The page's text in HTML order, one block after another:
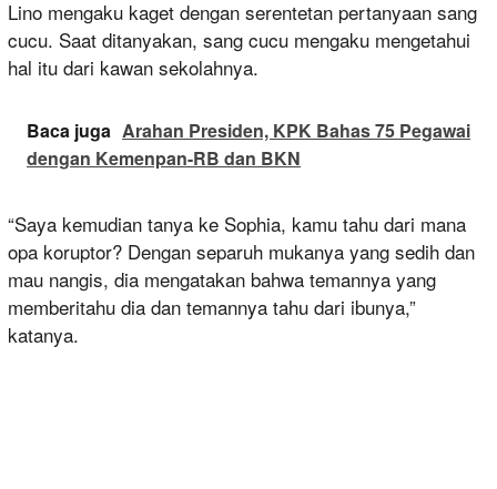
Lino mengaku kaget dengan serentetan pertanyaan sang
cucu. Saat ditanyakan, sang cucu mengaku mengetahui
hal itu dari kawan sekolahnya.
Baca juga Arahan Presiden, KPK Bahas 75 Pegawai
dengan Kemenpan-RB dan BKN
“Saya kemudian tanya ke Sophia, kamu tahu dari mana
opa koruptor? Dengan separuh mukanya yang sedih dan
mau nangis, dia mengatakan bahwa temannya yang
memberitahu dia dan temannya tahu dari ibunya,”
katanya.